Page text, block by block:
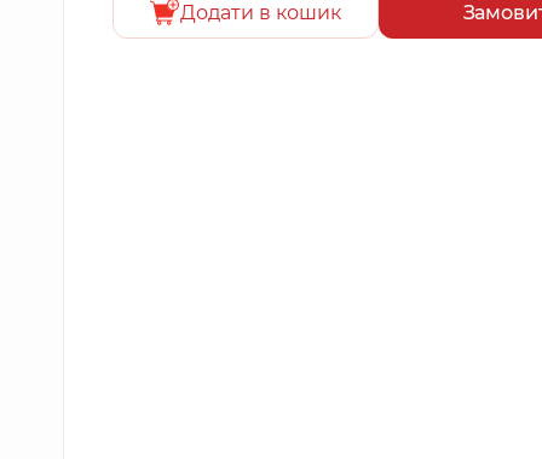
Додати в кошик